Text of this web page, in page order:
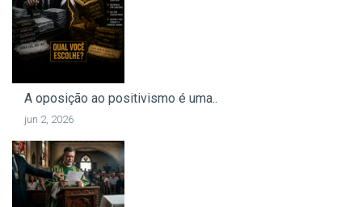
A oposição ao positivismo é uma..
jun 2, 2026